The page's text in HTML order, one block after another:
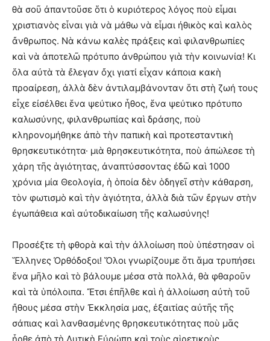
θὰ σοῦ ἀπαντοῦσε ὅτι ὁ κυριότερος λόγος ποὺ εἶμαι
χριστιανὸς εἶναι γιὰ νὰ μάθω νὰ εἶμαι ἠθικὸς καὶ καλὸς
ἄνθρωπος. Νὰ κάνω καλὲς πράξεις καὶ φιλανθρωπίες
καὶ νὰ ἀποτελῶ πρότυπο ἀνθρώπου γιὰ τὴν κοινωνία! Κι
ὅλα αὐτὰ τὰ ἔλεγαν ὄχι γιατί εἶχαν κάποια κακὴ
προαίρεση, ἀλλὰ δὲν ἀντιλαμβάνονταν ὅτι στὴ ζωή τους
εἶχε εἰσέλθει ἕνα ψεύτικο ἦθος, ἕνα ψεύτικο πρότυπο
καλωσύνης, φιλανθρωπίας καὶ δράσης, ποὺ
κληρονομήθηκε ἀπὸ τὴν παπικὴ καὶ προτεσταντικὴ
θρησκευτικότητα· μιὰ θρησκευτικότητα, ποὺ ἀπώλεσε τὴ
χάρη τῆς ἁγιότητας, ἀναπτύσσοντας ἐδῶ καὶ 1000
χρόνια μία Θεολογία, ἡ ὁποία δὲν ὁδηγεῖ στὴν κάθαρση,
τὸν φωτισμὸ καὶ τὴν ἁγιότητα, ἀλλὰ διὰ τῶν ἔργων στὴν
ἐγωπάθεια καὶ αὐτοδικαίωση τῆς καλωσύνης!
Προσέξτε τὴ φθορὰ καὶ τὴν ἀλλοίωση ποὺ ὑπέστησαν οἱ
Ἕλληνες Ὀρθόδοξοι! Ὅλοι γνωρίζουμε ὅτι ἅμα τρυπήσει
ἕνα μῆλο καὶ τὸ βάλουμε μέσα στὰ πολλά, θὰ φθαροῦν
καὶ τὰ ὑπόλοιπα. Ἔτσι ἐπῆλθε καὶ ἡ ἀλλοίωση αὐτὴ τοῦ
ἤθους μέσα στὴν Ἐκκλησία μας, ἐξαιτίας αὐτῆς τῆς
σάπιας καὶ λανθασμένης θρησκευτικότητας ποὺ μᾶς